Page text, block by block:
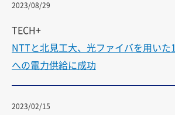
2023/08/29
TECH+
NTTと北見工大、光ファイバを用い
への電力供給に成功
2023/02/15